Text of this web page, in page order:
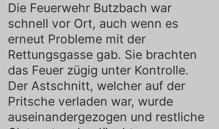
Die Feuerwehr Butzbach war
schnell vor Ort, auch wenn es
erneut Probleme mit der
Rettungsgasse gab. Sie brachten
das Feuer zügig unter Kontrolle.
Der Astschnitt, welcher auf der
Pritsche verladen war, wurde
auseinandergezogen und restliche